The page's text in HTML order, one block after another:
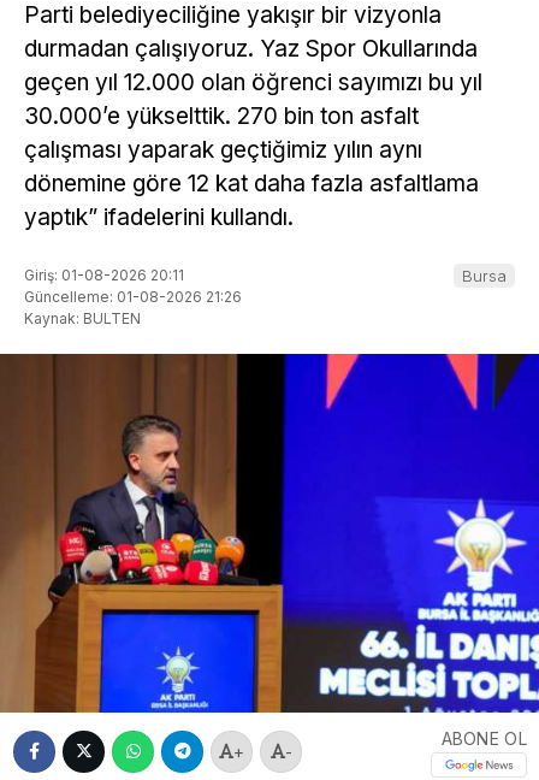
Parti belediyeciliğine yakışır bir vizyonla
durmadan çalışıyoruz. Yaz Spor Okullarında
geçen yıl 12.000 olan öğrenci sayımızı bu yıl
30.000’e yükselttik. 270 bin ton asfalt
çalışması yaparak geçtiğimiz yılın aynı
dönemine göre 12 kat daha fazla asfaltlama
yaptık” ifadelerini kullandı.
Giriş: 01-08-2026 20:11
Güncelleme: 01-08-2026 21:26
Kaynak: BULTEN
Bursa
+ -
ABONE OL